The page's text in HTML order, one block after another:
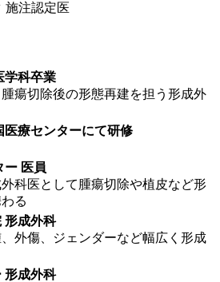
施注認定医
学科卒業
瘍切除後の形態再建を担う形成外
医療センターにて研修
ー 医員
科医として腫瘍切除や植皮など形
る
形成外科
外傷、ジェンダーなど幅広く形成
形成外科